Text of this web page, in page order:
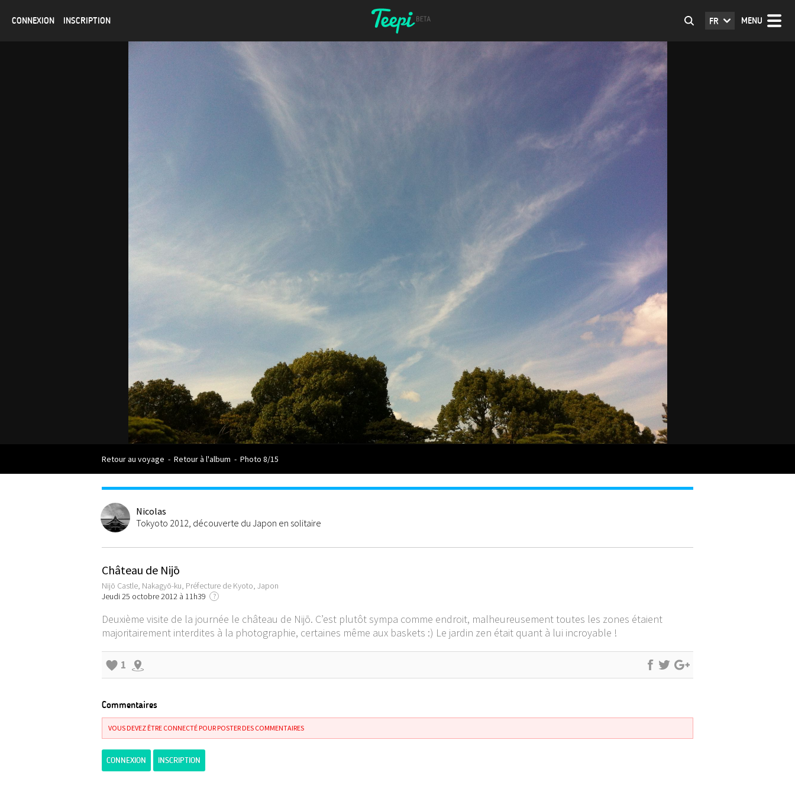
CONNEXION INSCRIPTION MENU
FR
Retour au voyage - Retour à l'album - Photo 8/15
Nicolas
Tokyoto 2012, découverte du Japon en solitaire
Château de Nijō
Nijō Castle, Nakagyō-ku, Préfecture de Kyoto, Japon
Jeudi 25 octobre 2012 à 11h39
?
Deuxième visite de la journée le château de Nijō. C’est plutôt sympa comme endroit, malheureusement toutes les zones étaient
majoritairement interdites à la photographie, certaines même aux baskets :) Le jardin zen était quant à lui incroyable !
1
Commentaires
VOUS DEVEZ ÊTRE CONNECTÉ POUR POSTER DES COMMENTAIRES
CONNEXION INSCRIPTION